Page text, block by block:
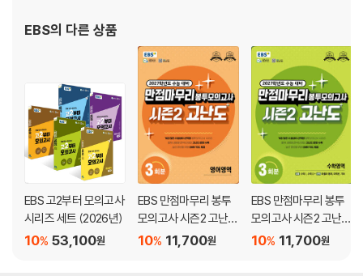
17강 나는야 수학자!
20강 낱말과 친해져 봐요
21강 보고 배워요
15~21강 어휘 굳히기
정답과 해설
EBS의 다른 상품
EBS 고2부터 모의고사
시리즈 세트 (2026년)
53,100원
10%
EBS 만점마무리 봉투
모의고사 시즌2 고난도
영어영역 3회분 (2026
11,700원
10%
EBS 만점마무리 봉투
모의고사 시즌2 고난도
수학영역 3회분 (2026
11,700원
10%